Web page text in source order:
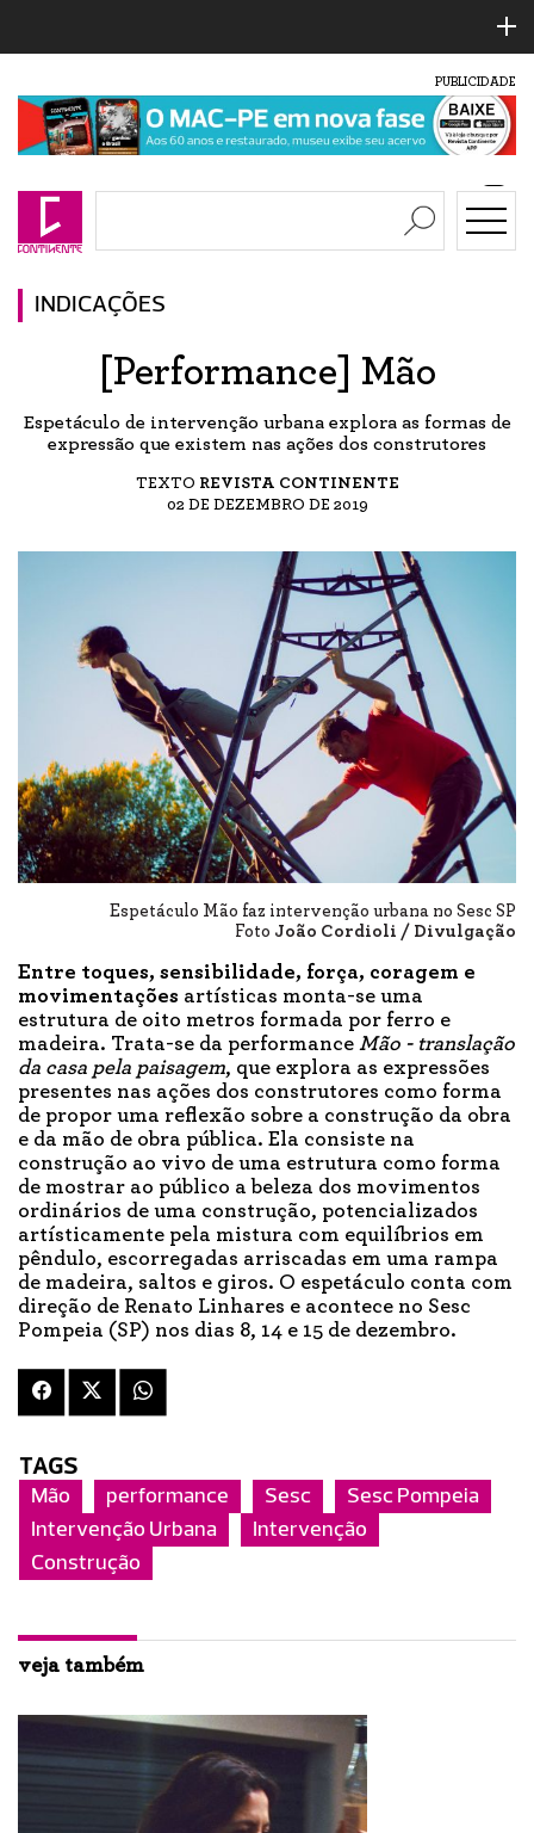
PUBLICIDADE
INDICAÇÕES
[Performance] Mão
Espetáculo de intervenção urbana explora as formas de
expressão que existem nas ações dos construtores
TEXTO REVISTA CONTINENTE
02 DE DEZEMBRO DE 2019
Espetáculo Mão faz intervenção urbana no Sesc SP
Foto João Cordioli / Divulgação
Entre toques, sensibilidade, força, coragem e
movimentações artísticas monta-se uma
estrutura de oito metros formada por ferro e
madeira. Trata-se da performance Mão - translação
da casa pela paisagem, que explora as expressões
presentes nas ações dos construtores como forma
de propor uma reflexão sobre a construção da obra
e da mão de obra pública. Ela consiste na
construção ao vivo de uma estrutura como forma
de mostrar ao público a beleza dos movimentos
ordinários de uma construção, potencializados
artísticamente pela mistura com equilíbrios em
pêndulo, escorregadas arriscadas em uma rampa
de madeira, saltos e giros. O espetáculo conta com
direção de Renato Linhares e acontece no Sesc
Pompeia (SP) nos dias 8, 14 e 15 de dezembro.
TAGS
Mão performance Sesc
Sesc Pompeia
Intervenção Urbana
Intervenção
Construção
veja também